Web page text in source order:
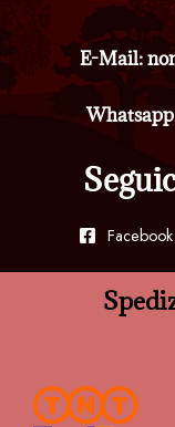
E-Mail:
Whatsapp
Facebook